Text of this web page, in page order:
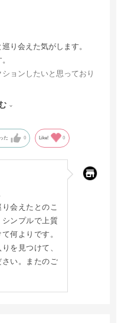
り会えた気がします。
ョンしたいと思っており
た 0 Like! 0
会えたとのこ
ンプルで上質
何よりです。
を見つけて、
い。またのご